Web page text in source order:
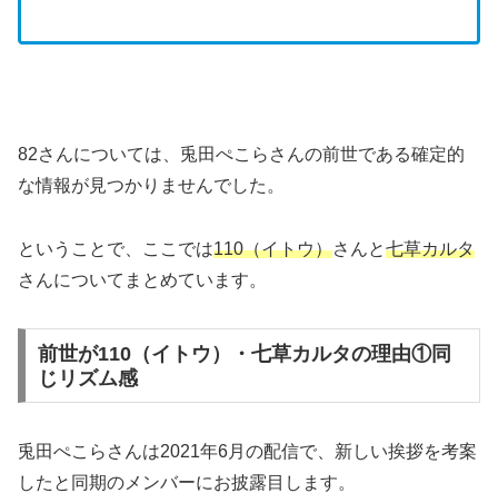
82さんについては、兎田ぺこらさんの前世である確定的
な情報が見つかりませんでした。
ということで、ここでは110（イトウ）さんと七草カルタ
さんについてまとめています。
前世が110（イトウ）・七草カルタの理由①同
じリズム感
兎田ぺこらさんは2021年6月の配信で、新しい挨拶を考案
したと同期のメンバーにお披露目します。